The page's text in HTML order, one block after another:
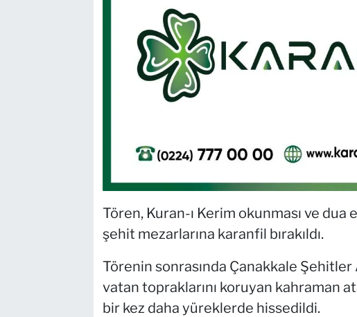
Tören, Kuran-ı Kerim okunması ve
şehit mezarlarına karanfil bırakıldı.
Törenin sonrasında Çanakkale Şehitler
vatan topraklarını koruyan kahraman
bir kez daha yüreklerde hissedildi.